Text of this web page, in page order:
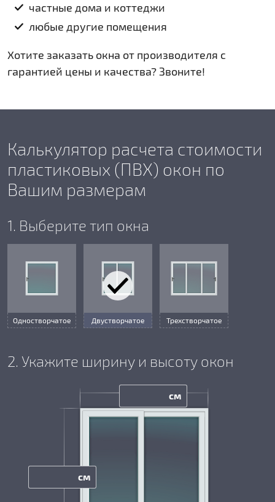
частные дома и коттеджи
любые другие помещения
Хотите заказать окна от производителя с
гарантией цены и качества? Звоните!
Калькулятор расчета стоимости
пластиковых (ПВХ) окон по
Вашим размерам
1. Выберите тип окна
Одностворчатое Двустворчатое Трехстворчатое
2. Укажите ширину и высоту окон
см
см